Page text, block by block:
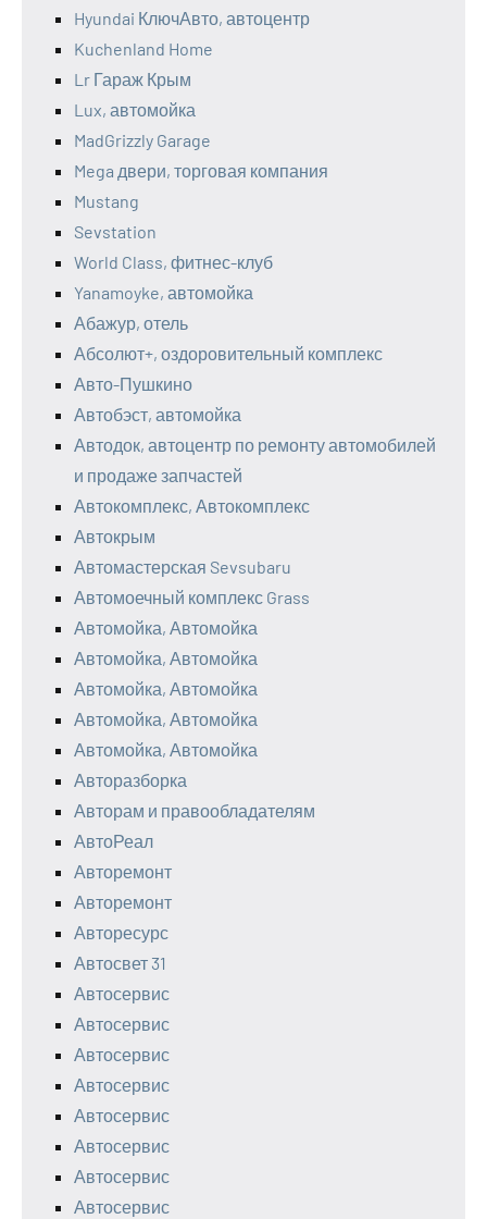
Hyundai КлючАвто, автоцентр
Kuchenland Home
Lr Гараж Крым
Lux, автомойка
MadGrizzly Garage
Mega двери, торговая компания
Mustang
Sevstation
World Class, фитнес-клуб
Yanamoyke, автомойка
Абажур, отель
Абсолют+, оздоровительный комплекс
Авто-Пушкино
Автобэст, автомойка
Автодок, автоцентр по ремонту автомобилей
и продаже запчастей
Автокомплекс, Автокомплекс
Автокрым
Автомастерская Sevsubaru
Автомоечный комплекс Grass
Автомойка, Автомойка
Автомойка, Автомойка
Автомойка, Автомойка
Автомойка, Автомойка
Автомойка, Автомойка
Авторазборка
Авторам и правообладателям
АвтоРеал
Авторемонт
Авторемонт
Авторесурс
Автосвет 31
Автосервис
Автосервис
Автосервис
Автосервис
Автосервис
Автосервис
Автосервис
Автосервис